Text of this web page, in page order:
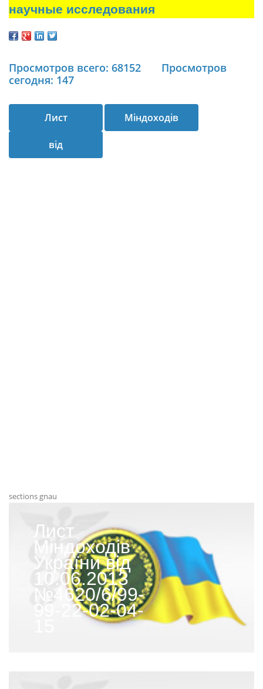
научные исследования
Просмотров всего: 68152
Просмотров
сегодня: 147
Лист Міндоходів
від
sections gnau
Лист
Міндоходів
України від
10.06.2013
№4620/6/99-
99-22-02-04-